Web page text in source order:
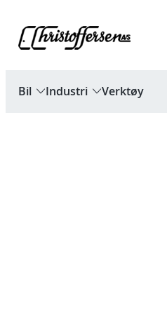
innhold
Bil Industri Verktøy